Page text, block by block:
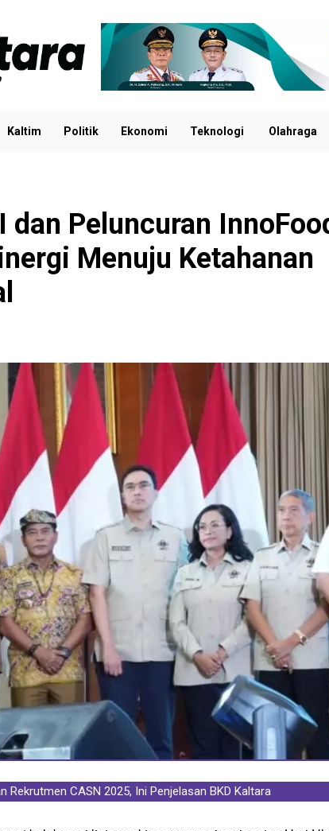
Kaltim Politik Ekonomi Teknologi Olahraga
dan Peluncuran
Menuju Ketahanan
Rekrutmen CASN 2025, Ini Penjelasan BKD Kaltara
Lebih dari 1.000 Alat Tangkap untuk Nelayan